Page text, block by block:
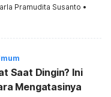
Pramudita Susanto •
Saat Dingin? Ini
Mengatasinya